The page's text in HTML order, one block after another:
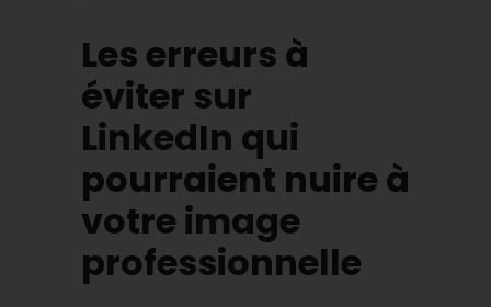
Les erreurs à
éviter sur
LinkedIn qui
pourraient nuire à
votre image
professionnelle